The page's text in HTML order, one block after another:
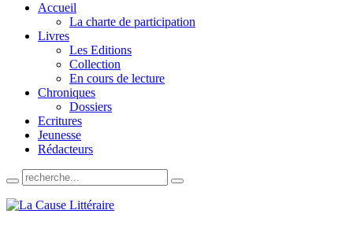
Accueil
La charte de participation
Livres
Les Editions
Collection
En cours de lecture
Chroniques
Dossiers
Ecritures
Jeunesse
Rédacteurs